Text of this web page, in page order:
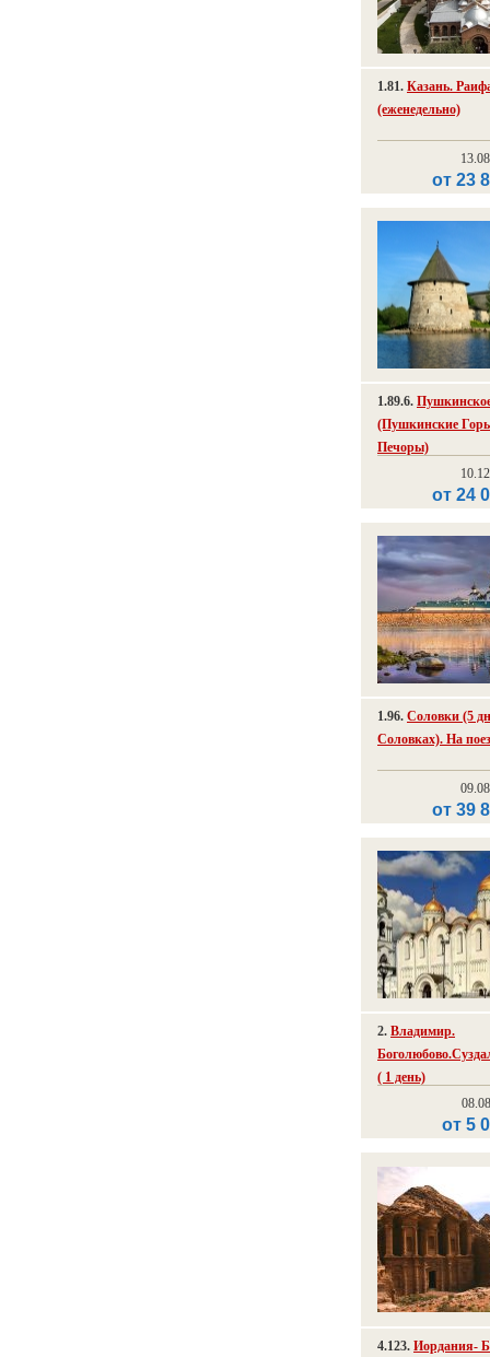
1.81. Казань.
(еженедельно)
от 23
1.89.6.
(Пушкинские
Печоры)
от 24
1.96. Соловки (5
Соловках). На
от 39
2. Владимир.
( 1 день)
от 5
4.123. Иордания-